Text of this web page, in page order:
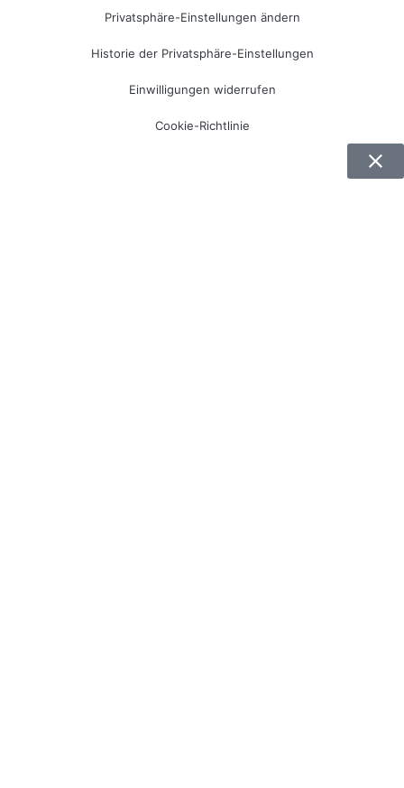
Privatsphäre-Einstellungen ändern
Historie der Privatsphäre-Einstellungen
Einwilligungen widerrufen
Cookie-Richtlinie